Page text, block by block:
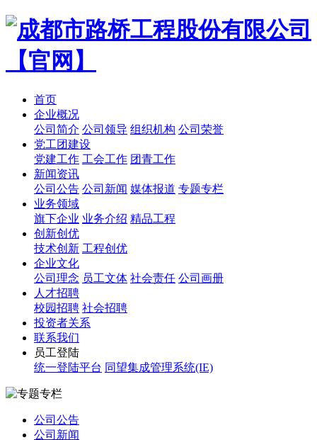
首页
企业概况
公司简介 公司领导 组织机构 公司荣誉
党工团建设
党建工作 工会工作 团青工作
新闻资讯
公司公告 公司新闻 媒体报道 专题专栏
业务领域
旗下企业 业务介绍 精品工程
创新创优
技术创新 工程创优
企业文化
公司理念 员工文体 社会责任 公司画册
人才招聘
校园招聘 社会招聘
投资者关系
联系我们
员工登陆
统一登陆平台 同望集成管理系统(IE)
公司公告
公司新闻